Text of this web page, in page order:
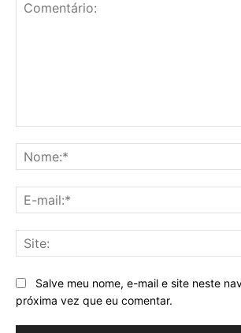
Salve meu nome, e-mail e site neste
próxima vez que eu comentar.